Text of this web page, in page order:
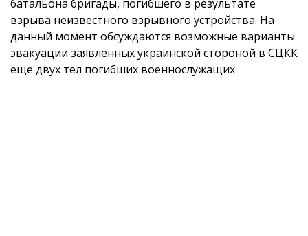
батальона бригады, погибшего в результате
взрыва неизвестного взрывного устройства. На
данный момент обсуждаются возможные варианты
эвакуации заявленных украинской стороной в СЦКК
еще двух тел погибших военнослужащих